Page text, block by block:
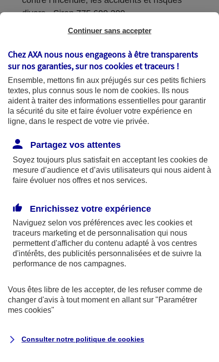
divers - Siren 775 699 309
Sièges sociaux : 313 Terrasses de l’Arche –
Coordonnées de l'Autorité de contrôle
prudentiel et de résolution (ACPR) : - 4
Place de Budapest - CS 92459 - 75436
Paris Cedex 09. Le détail des procédures de
recours et de réclamation et les
disponibles sur le site axa.fr.
AXA France IARD et AXA France Vie sont
mandataires exclusifs en opérations de
246 et n°13 005 764 (consultable
surwww.orias.fr)
AXA Assistance France Assurances,
S.A au capital de 51 429 430,40 €,
Siège social :
8-10, rue Paul Vaillant Couturier
Continuer sans accepter
Chez AXA nous nous engageons à être transparents
sur nos garanties, sur noscookies et traceurs !
Ensemble, mettons fin aux préjugés sur ces petits fichiers
textes, plus connus sous le nom de cookies. Ils nous
aident à traiter des informations essentielles pour garantir
la sécurité du site et faire évoluer votre expérience en
ligne, dans le respect de votre vie privée.
Partagez vos attentes
Soyez toujours plus satisfait en acceptant les cookies de
mesure d’audience et d’avis utilisateurs qui nous aident à
faire évoluer nos offres et nos services.
Enrichissez votre expérience
Naviguez selon vos préférences avec les cookies et
traceurs marketing et de personnalisation qui nous
permettent d'afficher du contenu adapté à vos centres
d'intérêts, des publicités personnalisées et de suivre la
performance de nos campagnes.
Vous êtes libre de les accepter, de les refuser comme de
changer d'avis à tout moment en allant sur "Paramétrer
mes cookies"
Consulter notre politique de cookies